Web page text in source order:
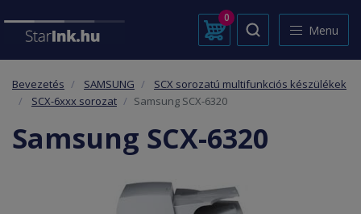
0
Menu
Bevezetés SAMSUNG
SCX sorozatú multifunkciós készülékek
SCX-6xxx sorozat
Samsung SCX-6320
Samsung SCX-6320